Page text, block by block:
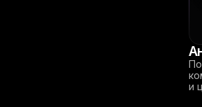
и